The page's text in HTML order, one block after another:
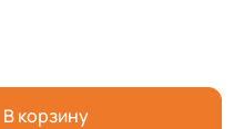
В корзину